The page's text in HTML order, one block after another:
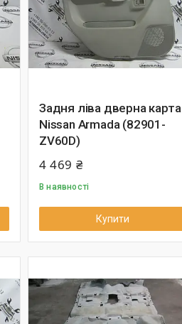
Задня ліва дверна карта
Nissan Armada (82901-
ZV60D)
4 469 ₴
В наявності
Купити